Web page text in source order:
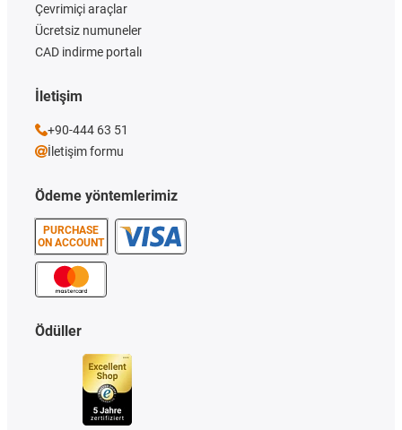
Ödeme yöntemlerimiz
PURCHASE
ON ACCOUNT
Çevrimiçi araçlar
Ücretsiz numuneler
CAD indirme portalı
Ödüller
İletişim
+90-444 63 51
İletişim formu